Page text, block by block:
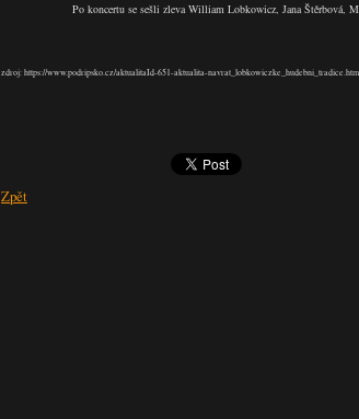
Po koncertu se sešli zleva William Lobkowicz, Jana Štěrbová,
zdroj: https://www.podripsko.cz/aktualitaId-651-aktualita-
Zpět